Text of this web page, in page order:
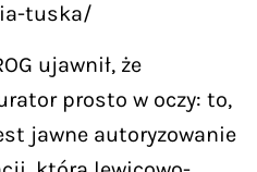
tuska/
ujawnił, że
prosto w oczy: to,
jawne autoryzowanie